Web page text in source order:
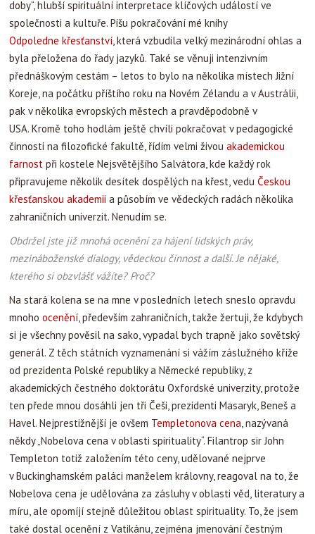
doby“, hlubší spirituální interpretace klíčových událostí ve
společnosti a kultuře. Píšu pokračování mé knihy
Odpoledne křesťanství, která vzbudila velký mezinárodní ohlas a
byla přeložena do řady jazyků. Také se věnuji intenzivním
přednáškovým cestám – letos to bylo na několika místech Jižní
Koreje, na počátku příštího roku na Novém Zélandu a v Austrálii,
pak v několika evropských městech a pravděpodobně v
USA. Kromě toho hodlám ještě chvíli pokračovat v pedagogické
činnosti na filozofické fakultě, řídím velmi živou akademickou
farnost při kostele Nejsvětějšího Salvátora, kde každý rok
připravujeme několik desítek dospělých na křest, vedu Českou
křesťanskou akademii a působím ve vědeckých radách několika
zahraničních univerzit. Nenudím se.
Obdržel jste již mnohá ocenění za hájení lidských práv,
mezináboženské dialogy, vědeckou činnost a další. Je nějaké,
kterého si obzvlášť vážíte? Proč?
Na stará kolena se na mne v posledních letech sneslo opravdu
mnoho ocenění, především zahraničních, takže žertuji, že kdybych
si je všechny pověsil na sako, vypadal bych trapně jako sovětský
generál. Z těch státních vyznamenání si vážím záslužného kříže
od prezidenta Polské republiky a Německé republiky, z
akademických čestného doktorátu Oxfordské univerzity, protože
ten přede mnou dosáhli jen tři Češi, prezidenti Masaryk, Beneš a
Havel. Nejprestižnější je ovšem Templetonova cena, nazývaná
někdy „Nobelova cena v oblasti spirituality“. Filantrop sir John
Templeton totiž založením této ceny, udělované nejprve
v Buckinghamském paláci manželem královny, reagoval na to, že
Nobelova cena je udělována za zásluhy v oblasti věd, literatury a
míru, ale opomíjí stejně důležitou oblast spirituality. To, že jsem
také dostal ocenění z Vatikánu, zejména jmenování čestným